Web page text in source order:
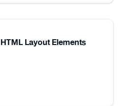
Layout Elements